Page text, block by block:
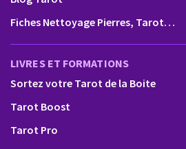
Fiches Nettoyage Pierres, Tarot…
LIVRES ET FORMATIONS
Sortez votre Tarot de la Boite
Tarot Boost
Tarot Pro